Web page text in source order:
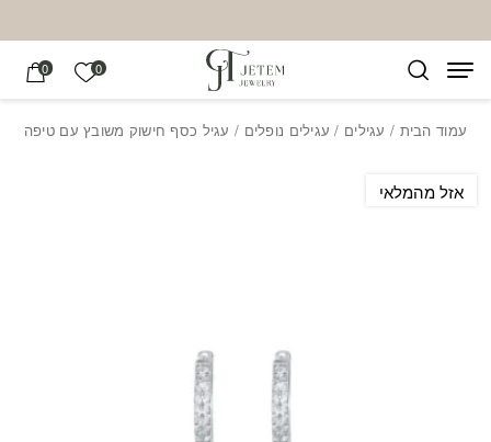
0 הרשימה
0
עמוד הבית / עגילים / עגילים נופלים / עגיל כסף חישוק משובץ עם טיפה
אזל מהמלאי